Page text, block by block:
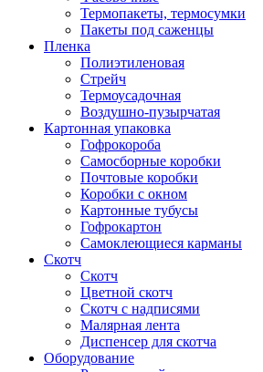
Термопакеты, термосумки
Пакеты под саженцы
Пленка
Полиэтиленовая
Стрейч
Термоусадочная
Воздушно-пузырчатая
Картонная упаковка
Гофрокороба
Самосборные коробки
Почтовые коробки
Коробки с окном
Картонные тубусы
Гофрокартон
Самоклеющиеся карманы
Скотч
Скотч
Цветной скотч
Скотч с надписями
Малярная лента
Диспенсер для скотча
Оборудование